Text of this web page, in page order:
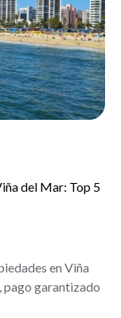
del Mar: Top 5
en Viña
pago garantizado